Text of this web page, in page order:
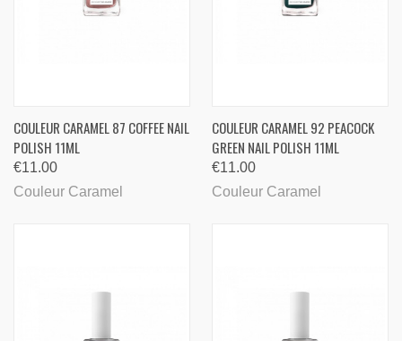
COULEUR CARAMEL 87 COFFEE NAIL
POLISH 11ML
€11.00
Couleur Caramel
COULEUR CARAMEL 92 PEACOCK
GREEN NAIL POLISH 11ML
€11.00
Couleur Caramel